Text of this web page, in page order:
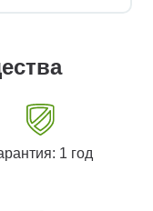
1 год